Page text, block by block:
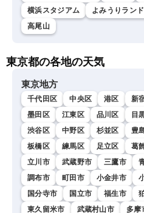
横浜スタジアム
よみうりランド
高尾山
東京都の各地の天気
東京地方
千代田区 中央区 港区 新
墨田区
江東区 品川区 目
渋谷区
中野区 杉並区 豊
板橋区
練馬区 足立区 葛
立川市
武蔵野市 三鷹市
調布市
町田市 小金井市
国分寺市
国立市 福生市
東久留米市
武蔵村山市 多摩